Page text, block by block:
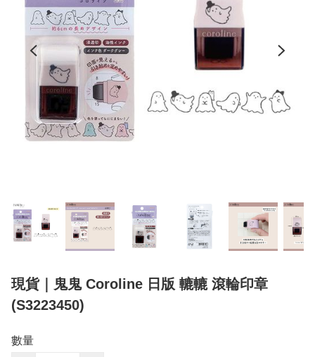
現貨｜鬼鬼 Coroline 日版 轆轆 滾輪印章
(S3223450)
數量